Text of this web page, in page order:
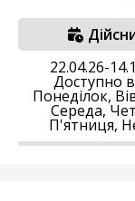
22.04.26-
Доступно в
Понеділок,
Середа,
П'ятниця,